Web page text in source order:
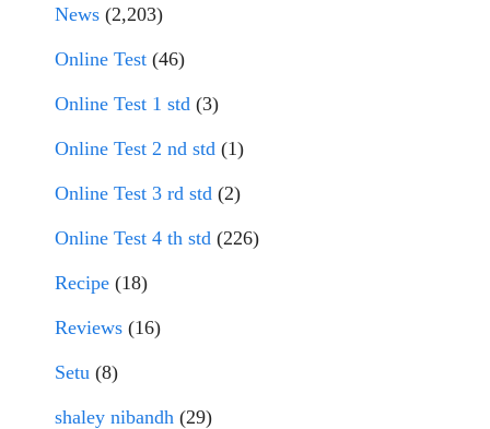
News (2,203)
Online Test (46)
Online Test 1 std (3)
Online Test 2 nd std (1)
Online Test 3 rd std (2)
Online Test 4 th std (226)
Recipe (18)
Reviews (16)
Setu (8)
shaley nibandh (29)